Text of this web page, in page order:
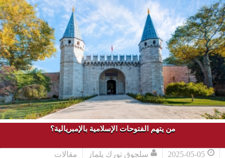
من يتهم الفتوحات الإسلامية بالإمبريالية؟
2025-05-05 سلجوق تورك يلماز مقالات